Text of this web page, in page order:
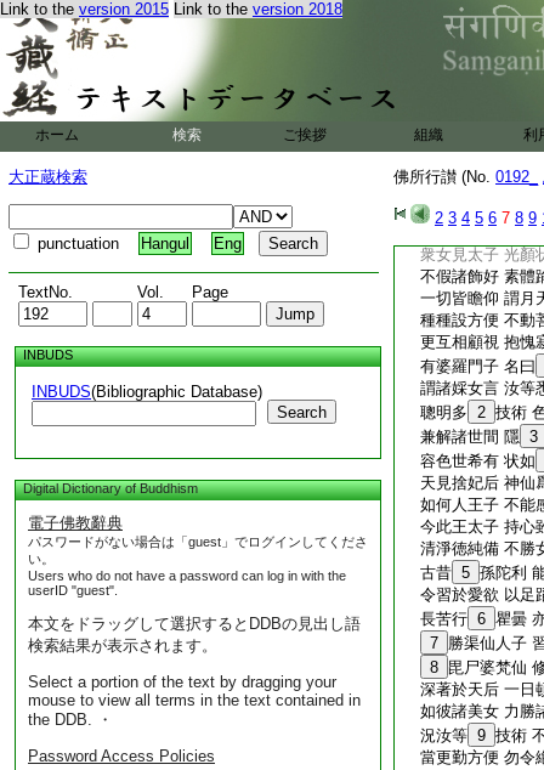
Link to the version 2015 Link to the version 2018
ホーム 検索 ご挨拶 組織 利
大正蔵検索
punctuation Hangul Eng
TextNo. Vol. Page
INBUDS
INBUDS(Bibliographic Database)
Search
Digital Dictionary of Buddhism
電子佛教辭典
パスワードがない場合は「guest」でログインしてくださ
い。
Users who do not have a password can log in with the
userID "guest".
本文をドラッグして選択するとDDBの見出し語
検索結果が表示されます。
Select a portion of the text by dragging your
mouse to view all terms in the text contained in
the DDB. ・
Password Access Policies
佛所行讃 (No. 0192_
2 3 4 5 6 7 8 9
正御疾驅馳 徑往
林流
12
滿清
靈禽雜奇獸 飛走
光耀悦耳目 猶
並生希遇想 競媚
各盡
15
伎姿
或有執手足 或遍
或復對言笑 或現
衆女見太子 光顏
不假諸飾好 素體
一切皆瞻仰 謂月
種種設方便 不動
更互相顧視 抱愧
有婆羅門子 名曰
謂諸婇女言 汝等
聰明多 2 技術
兼解諸世間 隱 3
容色世希有 状如
天見捨妃后 神仙
如何人王子 不能
今此王太子 持心
清淨徳純備 不勝
古昔 5 孫陀利
令習於愛欲 以足
長苦行 6 瞿曇
7 勝渠仙人子
8 毘尸婆梵仙
深著於天后 一日
如彼諸美女 力勝
況汝等 9 技術
當更勤方便 勿令